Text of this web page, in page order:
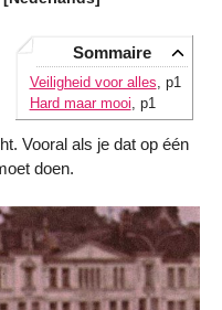
Sommaire
Veiligheid voor alles , p1
Hard maar mooi , p1
Vooral als je dat op één
doen.